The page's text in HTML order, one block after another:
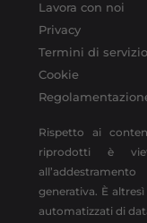
Lavora con noi
Privacy
Termini di servizio
Cookie
Rispetto ai
riprodotti è
generativa. È
automatizzati di